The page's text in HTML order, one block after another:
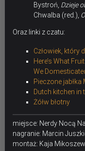
Bystroń, Dzieje
Chwalba (red.),
Oraz linki z czatu:
Człowiek, który
Here’s What
We
Pieczone jabłka
Dutch kitchen in
Żółw błotny
miejsce: Nerdy Nocą
nagranie: Marcin
montaż: Kaja